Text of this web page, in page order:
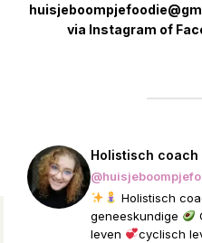
via Instagram of
Holistisch coach
Holistisch
geneeskundige
leven
cyclisch